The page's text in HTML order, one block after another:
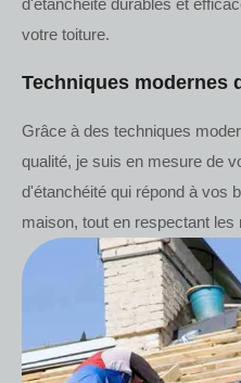
d'étanchéité durables et
votre toiture.
Techniques modernes
Grâce à des techniques
qualité, je suis en mesure de
d'étanchéité qui répond à vos
maison, tout en respectant les